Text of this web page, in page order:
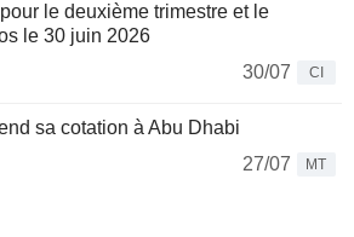
le deuxième trimestre et le
le 30 juin 2026
30/07
CI
sa cotation à Abu Dhabi
27/07
MT